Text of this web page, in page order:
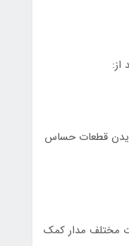
از:
دیدن قطعات حساس
مختلف مدار کمک